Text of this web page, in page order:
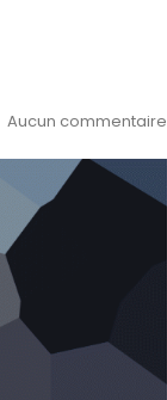
Aucun commentaire